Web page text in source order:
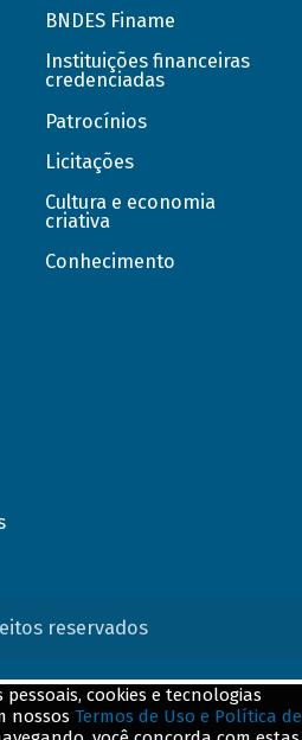
BNDES Finame
Instituições financeiras
credenciadas
Patrocínios
Licitações
Cultura e economia
criativa
Conhecimento
reservados
cookies e tecnologias
nossos Termos de Uso e Política de